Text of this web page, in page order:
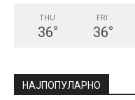
THU
36°
FRI
36°
НАЈПОПУЛАРНО